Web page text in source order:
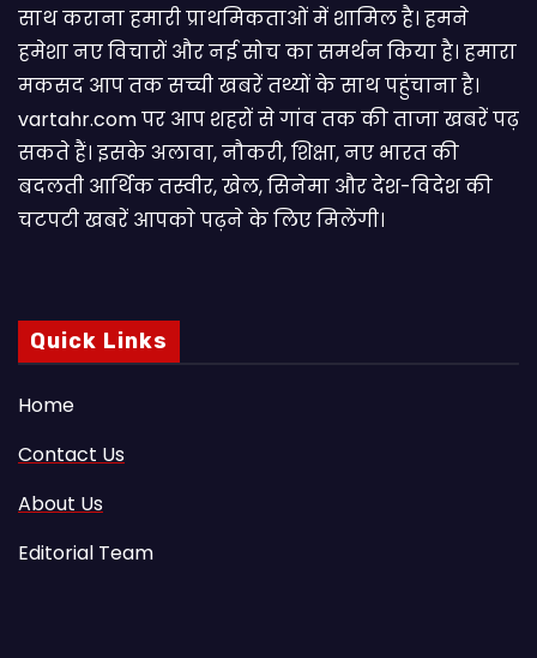
साथ कराना हमारी प्राथमिकताओं में शामिल है। हमने
हमेशा नए विचारों और नई सोच का समर्थन किया है। हमारा
मकसद आप तक सच्ची खबरें तथ्यों के साथ पहुंचाना है।
vartahr.com पर आप शहरों से गांव तक की ताजा खबरें पढ़
सकते हैं। इसके अलावा, नौकरी, शिक्षा, नए भारत की
बदलती आर्थिक तस्वीर, खेल, सिनेमा और देश-विदेश की
चटपटी खबरें आपकाे पढ़ने के लिए मिलेंगी।
Quick Links
Home
Contact Us
About Us
Editorial Team